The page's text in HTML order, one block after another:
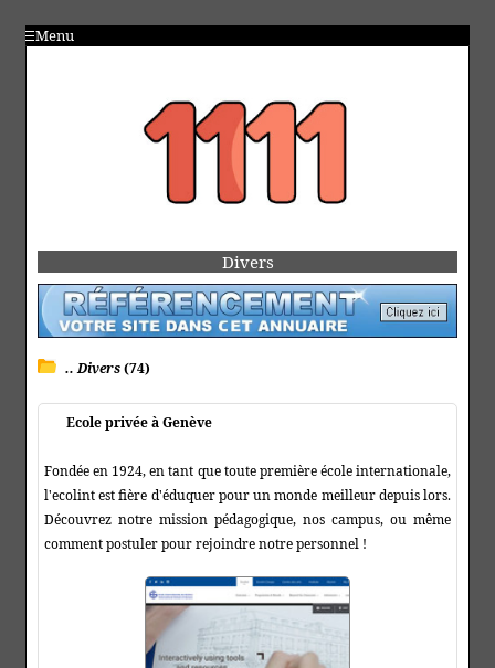
Menu
Divers
.. Divers(74)
Ecole privée à Genève
Fondée en 1924, en tant que toute première école internationale,
l'ecolint est fière d'éduquer pour un monde meilleur depuis lors.
Découvrez notre mission pédagogique, nos campus, ou même
comment postuler pour rejoindre notre personnel !